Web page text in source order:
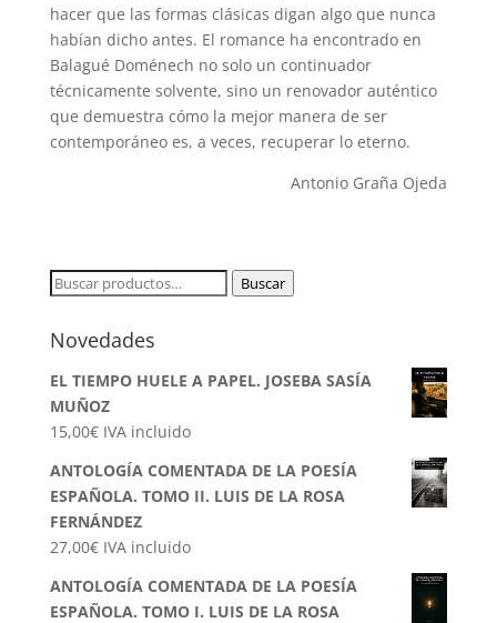
hacer que las formas clásicas digan algo que nunca
habían dicho antes. El romance ha encontrado en
Balagué Doménech no solo un continuador
técnicamente solvente, sino un renovador auténtico
que demuestra cómo la mejor manera de ser
contemporáneo es, a veces, recuperar lo eterno.
Antonio Graña Ojeda
Buscar
Buscar
Novedades
EL TIEMPO HUELE A PAPEL. JOSEBA SASÍA
MUÑOZ
15,00€ IVA incluido
ANTOLOGÍA COMENTADA DE LA POESÍA
ESPAÑOLA. TOMO II. LUIS DE LA ROSA
FERNÁNDEZ
27,00€ IVA incluido
ANTOLOGÍA COMENTADA DE LA POESÍA
ESPAÑOLA. TOMO I. LUIS DE LA ROSA